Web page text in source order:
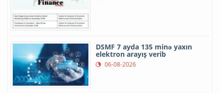
DSMF 7 ayda 135 minə yaxın
elektron arayış verib
06-08-2026